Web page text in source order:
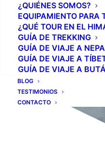
¿QUIÉNES SOMOS?
EQUIPAMIENTO PARA
¿QUÉ TOUR EN EL
GUÍA DE TREKKING
GUÍA DE VIAJE A
GUÍA DE VIAJE A
GUÍA DE VIAJE A
BLOG
TESTIMONIOS
CONTACTO